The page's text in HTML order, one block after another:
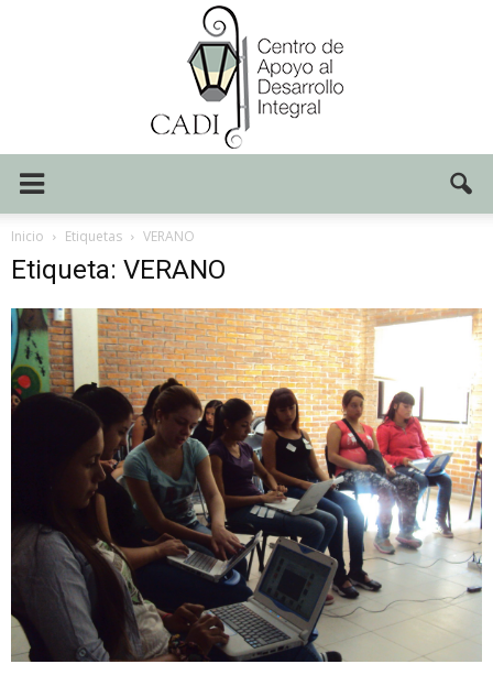
Inicio Etiquetas VERANO
Etiqueta: VERANO